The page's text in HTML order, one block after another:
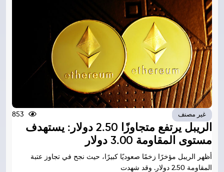
غير مصنف 853
الريبل يرتفع متجاوزًا 2.50 دولار: يستهدف
مستوى المقاومة 3.00 دولار
أظهر الريبل مؤخرًا زخمًا صعوديًا كبيرًا، حيث نجح في تجاوز عتبة
المقاومة 2.50 دولار. وقد شهدت